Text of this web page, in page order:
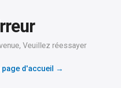
Veuillez réessayer
page d'accueil →